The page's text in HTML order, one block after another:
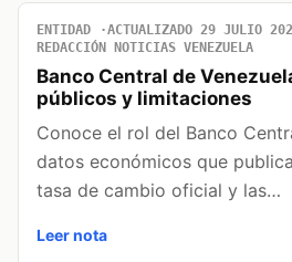
ENTIDAD ACTUALIZADO 29 JULIO
REDACCIÓN NOTICIAS VENEZUELA
Banco Central de
públicos y limitaciones
Conoce el rol del Banco
datos económicos que
tasa de cambio oficial y las…
Leer nota